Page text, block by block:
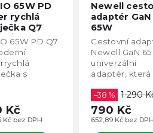
65W PD
rychlá
Q7
C/65W,
A/30W,
65W
Kč bez DPH
Kč
65W PD Q7
s
zvládne i
nabíjení
Newell
adaptér GaN
65W
652,89 Kč bez DPH
–38 % 1 290
790 Kč
Cestovní
Newell GaN
univerzální
adaptér, která
po celém
Napájení nebo
nabíjení